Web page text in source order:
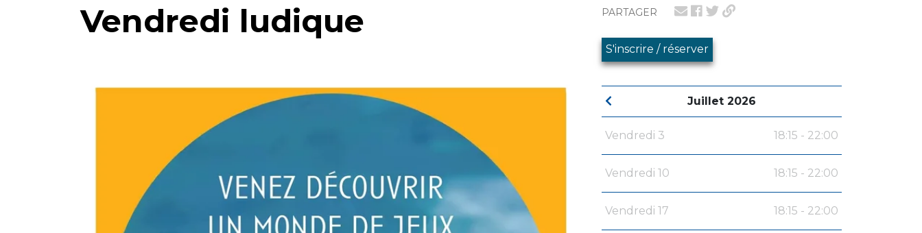
PARTAGER
S'inscrire / réserver
Juillet 2026
Vendredi 3 18:15 - 22:00
Vendredi 10 18:15 - 22:00
Vendredi 17 18:15 - 22:00
Vendredi ludique